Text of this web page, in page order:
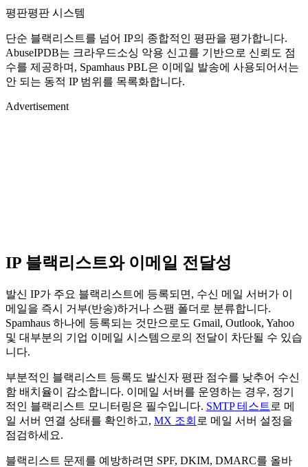
평판평판 시스템
단순 블랙리스트를 넘어 IP의 종합적인 평판을 평가합니다.
AbuseIPDB는 크라우드소싱 악용 신고를 기반으로 신뢰도 점
수를 제공하며, Spamhaus PBL은 이메일 발송에 사용되어서는
안 되는 동적 IP 범위를 목록화합니다.
Advertisement
IP 블랙리스트와 이메일 전달성
발신 IP가 주요 블랙리스트에 등록되면, 수신 메일 서버가 이
메일을 즉시 거부(반송)하거나 스팸 폴더로 분류합니다.
Spamhaus 하나에 등록되는 것만으로도 Gmail, Outlook, Yahoo
및 대부분의 기업 이메일 시스템으로의 전달이 차단될 수 있습
니다.
부분적인 블랙리스트 등록도 발신자 평판 점수를 낮추어 수신
함 배치율이 감소합니다. 이메일 서버를 운영하는 경우, 정기
적인 블랙리스트 모니터링은 필수입니다. SMTP 테스트 로 메
일 서버 연결 상태를 확인하고, MX 조회 로 메일 서버 설정을
점검하세요.
블랙리스트 문제를 예방하려면 SPF, DKIM, DMARC를 올바